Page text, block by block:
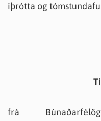
íþrótta og
frá